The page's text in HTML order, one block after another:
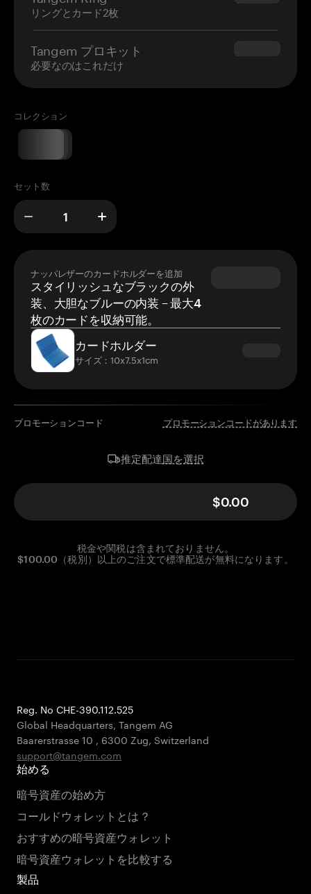
リングとカード2枚
Tangem プロキット
必要なのはこれだけ
$180.00
コレクション
セット数
ナッパレザーのカードホルダーを追加
スタイリッシュなブラックの外
装、大胆なブルーの内装 – 最大4
枚のカードを収納可能。
カードホルダー
サイズ：10x7.5x1cm
プロモーションコード プロモーションコードがあります
推定配達国を選択
$0.00
税金や関税は含まれておりません。
$100.00（税別）以上のご注文で標準配送が無料になります。
Reg. No CHE-390.112.525
Global Headquarters, Tangem AG
Baarerstrasse 10 , 6300 Zug, Switzerland
support@tangem.com
始める
暗号資産の始め方
コールドウォレットとは？
おすすめの暗号資産ウォレット
暗号資産ウォレットを比較する
製品